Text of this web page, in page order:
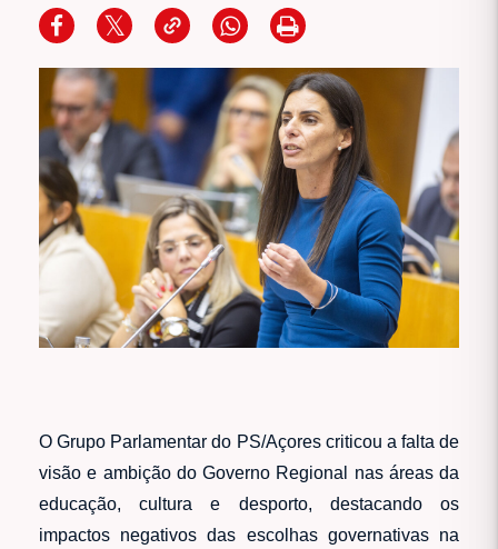
O Grupo Parlamentar do PS/Açores criticou a falta de
visão e ambição do Governo Regional nas áreas da
educação, cultura e desporto, destacando os
impactos negativos das escolhas governativas na